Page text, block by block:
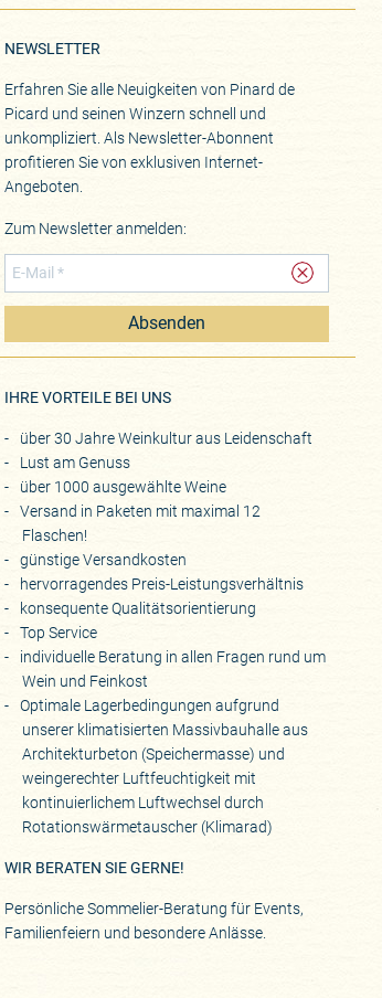
NEWSLETTER
Erfahren Sie alle Neuigkeiten von Pinard de
Picard und seinen Winzern schnell und
unkompliziert. Als Newsletter-Abonnent
profitieren Sie von exklusiven Internet-
Angeboten.
Zum Newsletter anmelden:
Absenden
IHRE VORTEILE BEI UNS
über 30 Jahre Weinkultur aus Leidenschaft
Lust am Genuss
über 1000 ausgewählte Weine
Versand in Paketen mit maximal 12
Flaschen!
günstige Versandkosten
hervorragendes Preis-Leistungsverhältnis
konsequente Qualitätsorientierung
Top Service
individuelle Beratung in allen Fragen rund um
Wein und Feinkost
Optimale Lagerbedingungen aufgrund
unserer klimatisierten Massivbauhalle aus
Architekturbeton (Speichermasse) und
weingerechter Luftfeuchtigkeit mit
kontinuierlichem Luftwechsel durch
Rotationswärmetauscher (Klimarad)
WIR BERATEN SIE GERNE!
Persönliche Sommelier-Beratung für Events,
Familienfeiern und besondere Anlässe.